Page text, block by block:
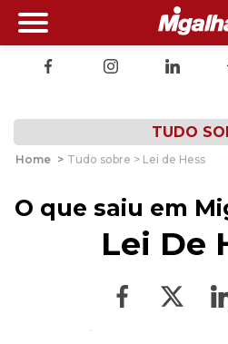
TUDO
Home > Tudo sobre > Lei de Hess
O que saiu em
Lei De